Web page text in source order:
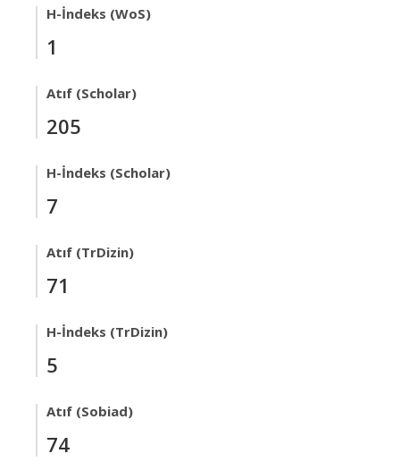
H-İndeks (WoS)
1
Atıf (Scholar)
205
H-İndeks (Scholar)
7
Atıf (TrDizin)
71
H-İndeks (TrDizin)
5
Atıf (Sobiad)
74